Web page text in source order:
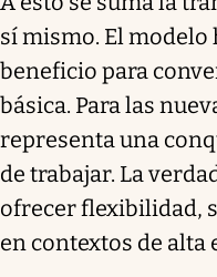
sí mismo. El
beneficio para
básica. Para las
representa una
de trabajar. La
ofrecer flexibilidad,
en contextos de alta